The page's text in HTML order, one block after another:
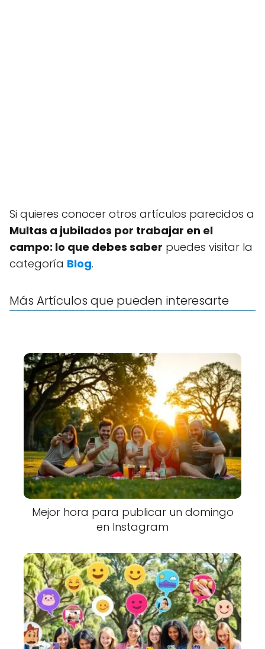
Si quieres conocer otros artículos parecidos a
Multas a jubilados por trabajar en el
campo: lo que debes saber puedes visitar la
categoría Blog.
Más Artículos que pueden interesarte
Mejor hora para publicar un domingo
en Instagram